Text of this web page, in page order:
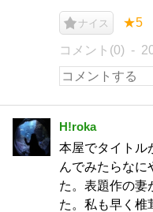
ナイス ★5
コメント(0)
H!roka
本屋でタイトル
んでみたらなに
た。表題作の妻
た。私も早く椎